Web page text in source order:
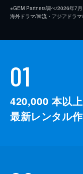
※GEM Partners調べ/2026年7
海外ドラマ/韓流・アジアドラ
01
420,000 本以
最新レンタル作